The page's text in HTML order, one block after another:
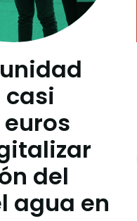
euros
del
agua en